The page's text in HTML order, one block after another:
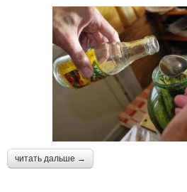
читать дальше →